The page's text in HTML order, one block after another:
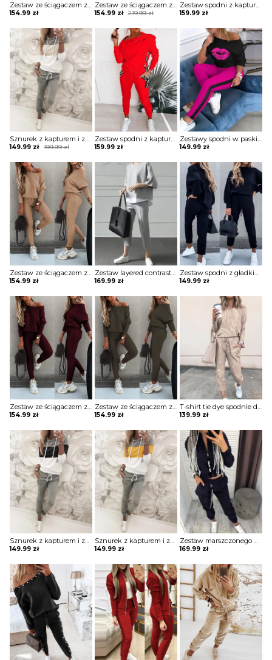
Zestaw ze ściągaczem z długim rękawem i wysokim stanem komplet Merel
154.99 zł
Zestaw ze ściągaczem z długim rękawem i wysokim stanem komplet Merel
219.99zł
Original
was:
219.99 zł.
154.99 zł
Current
is:
154.99 zł.
Zestaw spodni z kapturem i kieszenią długim rękawem komplet Shanon
159.99 zł
Sznurek z kapturem i zestawami colorblock komplet Sofiya
199.99zł
Original
was:
199.99 zł.
149.99 zł
Current
is:
149.99 zł.
Zestaw spodni z kapturem i kieszeniami nadrukiem w literę komplet Bilke
159.99 zł
Zestawy spodni w paski top & colorblock z nadrukiem ust komplet Etti
149.99 zł
Zestaw ze ściągaczem z długim rękawem i wysokim stanem komplet Merel
154.99 zł
Zestaw layered contrast top & pants komplet Selwa
169.99 zł
Zestaw spodni z gładkimi rękawami latarniowymi i kieszeniami ze sznurkiem komplet Zacharoula
149.99 zł
Zestaw ze ściągaczem z długim rękawem i wysokim stanem komplet Merel
154.99 zł
Zestaw ze ściągaczem z długim rękawem i wysokim stanem komplet Merel
154.99 zł
T-shirt tie dye spodnie dwuczęściowe homewear komplet Jolantha
139.99 zł
Sznurek z kapturem i zestawami colorblock komplet Sofiya
149.99 zł
Sznurek z kapturem i zestawami colorblock komplet Sofiya
149.99 zł
Zestaw marszczonego płaszcza i spodni cargo z kieszeniami na zamek błyskawiczny komplet Ezzelina
169.99 zł